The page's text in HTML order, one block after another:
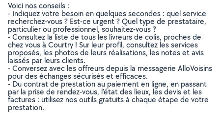
Voici nos conseils :
- Indiquez votre besoin en quelques secondes : quel service
recherchez-vous ? Est-ce urgent ? Quel type de prestataire,
particulier ou professionnel, souhaitez-vous ?
- Consultez la liste de tous les livreurs de colis, proches de
chez vous à Courtry ! Sur leur profil, consultez les services
proposés, les photos de leurs réalisations, les notes et avis
laissés par leurs clients.
- Conversez avec les offreurs depuis la messagerie AlloVoisins
pour des échanges sécurisés et efficaces.
- Du contrat de prestation au paiement en ligne, en passant
par la prise de rendez-vous, l’état des lieux, les devis et les
factures : utilisez nos outils gratuits à chaque étape de votre
prestation.